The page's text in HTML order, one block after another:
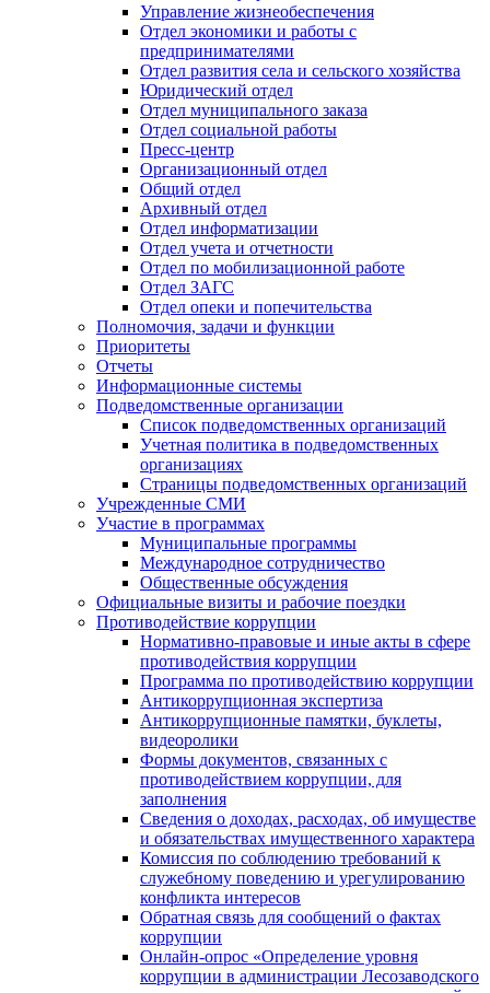
Управление жизнеобеспечения
Отдел экономики и работы с
предпринимателями
Отдел развития села и сельского хозяйства
Юридический отдел
Отдел муниципального заказа
Отдел социальной работы
Пресс-центр
Организационный отдел
Общий отдел
Архивный отдел
Отдел информатизации
Отдел учета и отчетности
Отдел по мобилизационной работе
Отдел ЗАГС
Отдел опеки и попечительства
Полномочия, задачи и функции
Приоритеты
Отчеты
Информационные системы
Подведомственные организации
Список подведомственных организаций
Учетная политика в подведомственных
организациях
Страницы подведомственных организаций
Учрежденные СМИ
Участие в программах
Муниципальные программы
Международное сотрудничество
Общественные обсуждения
Официальные визиты и рабочие поездки
Противодействие коррупции
Нормативно-правовые и иные акты в сфере
противодействия коррупции
Программа по противодействию коррупции
Антикоррупционная экспертиза
Антикоррупционные памятки, буклеты,
видеоролики
Формы документов, связанных с
противодействием коррупции, для
заполнения
Сведения о доходах, расходах, об имуществе
и обязательствах имущественного характера
Комиссия по соблюдению требований к
служебному поведению и урегулированию
конфликта интересов
Обратная связь для сообщений о фактах
коррупции
Онлайн-опрос «Определение уровня
коррупции в администрации Лесозаводского